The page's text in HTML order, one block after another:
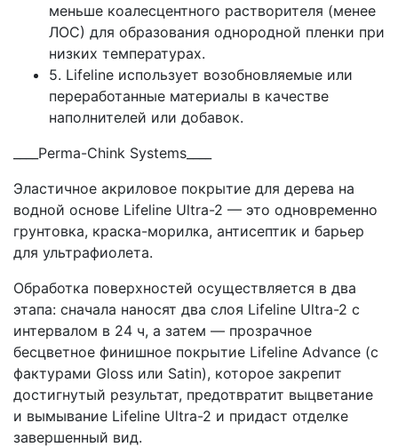
меньше коалесцентного растворителя (менее
ЛОС) для образования однородной пленки при
низких температурах.
5. Lifeline использует возобновляемые или
переработанные материалы в качестве
наполнителей или добавок.
____Perma-Chink Systems____
Эластичное акриловое покрытие для дерева на
водной основе Lifeline Ultra-2 — это одновременно
грунтовка, краска-морилка, антисептик и барьер
для ультрафиолета.
Обработка поверхностей осуществляется в два
этапа: сначала наносят два слоя Lifeline Ultra-2 с
интервалом в 24 ч, а затем — прозрачное
бесцветное финишное покрытие Lifeline Advance (с
фактурами Gloss или Satin), которое закрепит
достигнутый результат, предотвратит выцветание
и вымывание Lifeline Ultra-2 и придаст отделке
завершенный вид.